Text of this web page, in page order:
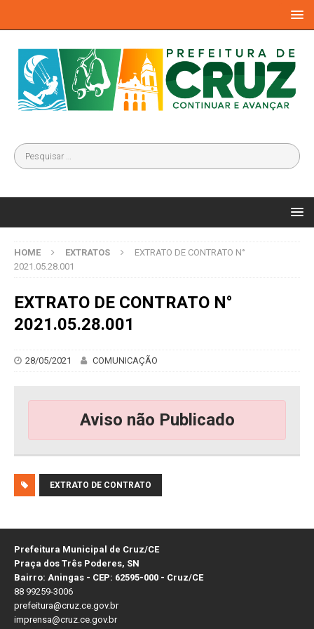
HOME EXTRATOS
EXTRATO DE CONTRATO N°
2021.05.28.001
EXTRATO DE CONTRATO N°
2021.05.28.001
28/05/2021 COMUNICAÇÃO
Aviso não Publicado
EXTRATO DE CONTRATO
Prefeitura Municipal de Cruz/CE
Praça dos Três Poderes, SN
Bairro: Aningas - CEP: 62595-000 - Cruz/CE
88 99259-3006
prefeitura@cruz.ce.gov.br
imprensa@cruz.ce.gov.br